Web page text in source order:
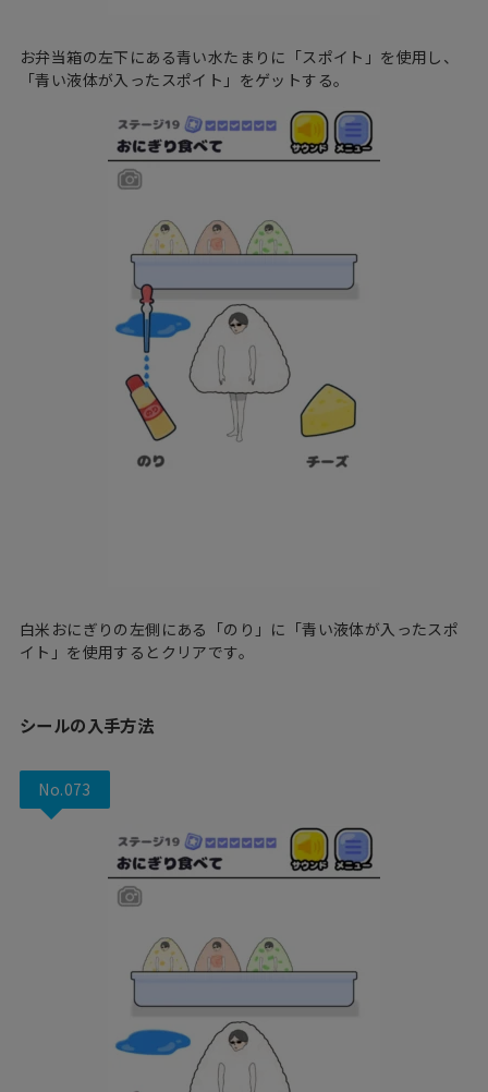
お弁当箱の左下にある青い水たまりに「スポイト」を使用し、
「青い液体が入ったスポイト」をゲットする。
白米おにぎりの左側にある「のり」に「青い液体が入ったスポ
イト」を使用するとクリアです。
シールの入手方法
No.073